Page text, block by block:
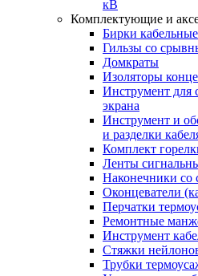
кВ
Комплектующие и
Бирки кабельные
Гильзы со
Домкраты
Изоляторы
Инструмент для
экрана
Инструмент и
и разделки
Комплект
Ленты
Наконечники
Оконцеватели
Перчатки
Ремонтные
Инструмент
Стяжки
Трубки